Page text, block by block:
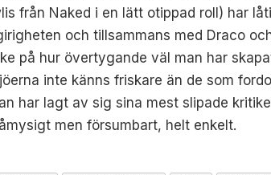
från Naked i en lätt otippad roll) har
och tillsammans med Draco
på hur övertygande väl man har
inte känns friskare än de som
har lagt av sig sina mest slipade
men försumbart, helt enkelt.